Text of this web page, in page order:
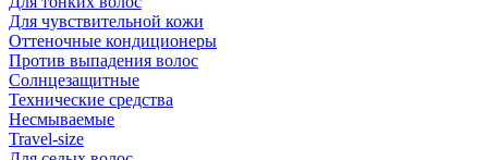
Для чувствительной кожи
Оттеночные кондиционеры
Против выпадения волос
Солнцезащитные
Технические средства
Несмываемые
Travel-size